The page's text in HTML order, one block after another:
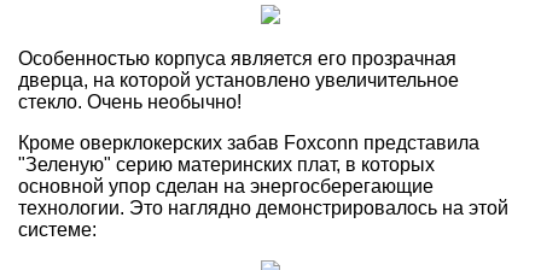
Особенностью корпуса является его прозрачная
дверца, на которой установлено увеличительное
стекло. Очень необычно!
Кроме оверклокерских забав Foxconn представила
"Зеленую" серию материнских плат, в которых
основной упор сделан на энергосберегающие
технологии. Это наглядно демонстрировалось на этой
системе: